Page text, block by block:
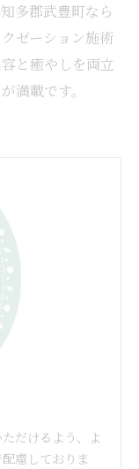
多郡武豊町なら
ゼーション施術
と癒やしを両立
満載です。
だけるよう、よ
慮しておりま